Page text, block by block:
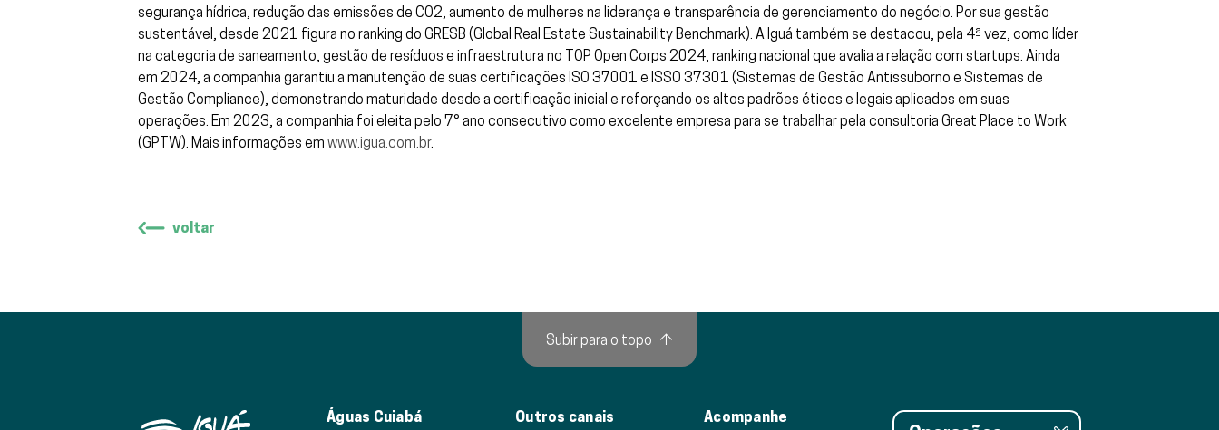
segurança hídrica, redução das emissões de CO2, aumento de mulheres na liderança e transparência de gerenciamento do negócio. Por sua gestão
sustentável, desde 2021 figura no ranking do GRESB (Global Real Estate Sustainability Benchmark). A Iguá também se destacou, pela 4ª vez, como líder
na categoria de saneamento, gestão de resíduos e infraestrutura no TOP Open Corps 2024, ranking nacional que avalia a relação com startups. Ainda
em 2024, a companhia garantiu a manutenção de suas certificações ISO 37001 e ISSO 37301 (Sistemas de Gestão Antissuborno e Sistemas de
Gestão Compliance), demonstrando maturidade desde a certificação inicial e reforçando os altos padrões éticos e legais aplicados em suas
operações. Em 2023, a companhia foi eleita pelo 7° ano consecutivo como excelente empresa para se trabalhar pela consultoria Great Place to Work
(GPTW). Mais informações em www.igua.com.br.
voltar
Águas Cuiabá Outros canais Acompanhe Operações
Subir para o topo ↑